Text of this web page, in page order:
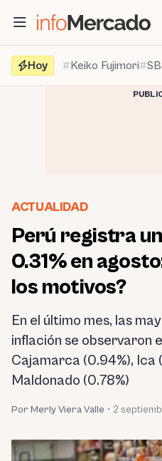
contenido
Hoy
Keiko Fujimori
ACTUALIDAD
Perú registra
0.31% en
los motivos?
En el último mes, las
inflación se observaron
Cajamarca (0.94%), Ica
Maldonado (0.78%)
Por Merly Viera Valle • 2